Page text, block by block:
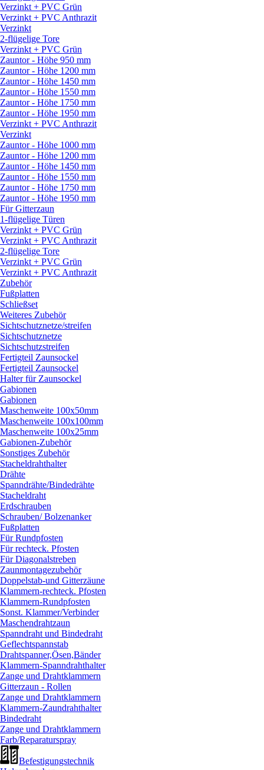
Verzinkt + PVC Grün
Verzinkt + PVC Anthrazit
Verzinkt
2-flügelige Tore
Verzinkt + PVC Grün
Zauntor - Höhe 950 mm
Zauntor - Höhe 1200 mm
Zauntor - Höhe 1450 mm
Zauntor - Höhe 1550 mm
Zauntor - Höhe 1750 mm
Zauntor - Höhe 1950 mm
Verzinkt + PVC Anthrazit
Verzinkt
Zauntor - Höhe 1000 mm
Zauntor - Höhe 1200 mm
Zauntor - Höhe 1450 mm
Zauntor - Höhe 1550 mm
Zauntor - Höhe 1750 mm
Zauntor - Höhe 1950 mm
Für Gitterzaun
1-flügelige Türen
Verzinkt + PVC Grün
Verzinkt + PVC Anthrazit
2-flügelige Tore
Verzinkt + PVC Grün
Verzinkt + PVC Anthrazit
Zubehör
Fußplatten
Schließset
Weiteres Zubehör
Sichtschutznetze/streifen
Sichtschutznetze
Sichtschutzstreifen
Fertigteil Zaunsockel
Fertigteil Zaunsockel
Halter für Zaunsockel
Gabionen
Gabionen
Maschenweite 100x50mm
Maschenweite 100x100mm
Maschenweite 100x25mm
Gabionen-Zubehör
Sonstiges Zubehör
Stacheldrahthalter
Drähte
Spanndrähte/Bindedrähte
Stacheldraht
Erdschrauben
Schrauben/Bolzenanker
Fußplatten
Für Rundpfosten
Für rechteck. Pfosten
Für Diagonalstreben
Zaunmontagezubehör
Doppelstab-und Gitterzäune
Klammern-rechteck. Pfosten
Klammern-Rundpfosten
Sonst. Klammer/Verbinder
Maschendrahtzaun
Spanndraht und Bindedraht
Geflechtspannstab
Drahtspanner,Ösen,Bänder
Klammern-Spanndrahthalter
Zange und Drahtklammern
Gitterzaun - Rollen
Zange und Drahtklammern
Klammern-Zaundrahthalter
Bindedraht
Zange und Drahtklammern
Farb/Reparaturspray
Befestigungstechnik